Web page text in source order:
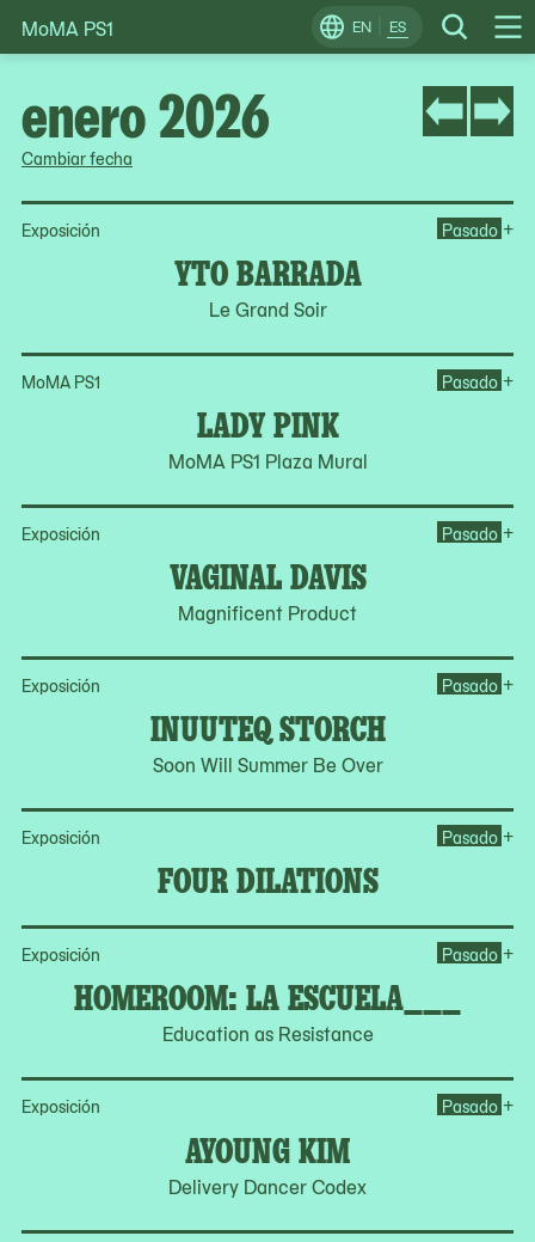
Skip
to
EN ES Search
Change
Locale
MoMA PS1
Cambiar fecha
Exposición
YTO BARRADA
Le Grand Soir
Pasado +
MoMA PS1
LADY PINK
MoMA PS1 Plaza Mural
Pasado +
Exposición
VAGINAL DAVIS
Magnificent Product
Pasado +
Exposición
INUUTEQ STORCH
Soon Will Summer Be Over
Pasado +
Exposición
FOUR DILATIONS
Pasado +
Exposición
HOMEROOM: LA ESCUELA___
Education as Resistance
Pasado +
Exposición
AYOUNG KIM
Delivery Dancer Codex
Pasado +
enero 2026